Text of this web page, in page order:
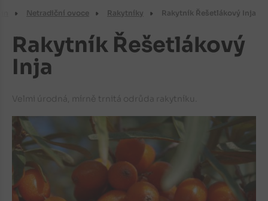
Netradiční ovoce Rakytníky Rakytník Řešetlákový Inja
Rakytník Řešetlákový
Inja
Velmi úrodná, mírně trnitá odrůda rakytníku.